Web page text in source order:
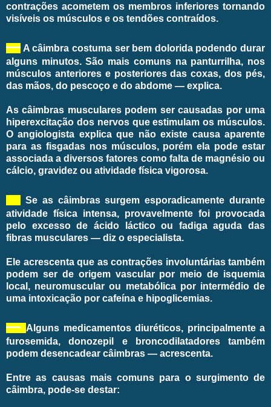
contrações acometem os membros inferiores tornando
visíveis os músculos e os tendões contraídos.
— A câimbra costuma ser bem dolorida podendo durar
alguns minutos. São mais comuns na panturrilha, nos
músculos anteriores e posteriores das coxas, dos pés,
das mãos, do pescoço e do abdome — explica.
As câimbras musculares podem ser causadas por uma
hiperexcitação dos nervos que estimulam os músculos.
O angiologista explica que não existe causa aparente
para as fisgadas nos músculos, porém ela pode estar
associada a diversos fatores como falta de magnésio ou
cálcio, gravidez ou atividade física vigorosa.
— Se as câimbras surgem esporadicamente durante
atividade física intensa, provavelmente foi provocada
pelo excesso de ácido láctico ou fadiga aguda das
fibras musculares — diz o especialista.
Ele acrescenta que as contrações involuntárias também
podem ser de origem vascular por meio de isquemia
local, neuromuscular ou metabólica por intermédio de
uma intoxicação por cafeína e hipoglicemias.
—Alguns medicamentos diuréticos, principalmente a
furosemida, donozepil e broncodilatadores também
podem desencadear câimbras — acrescenta.
Entre as causas mais comuns para o surgimento de
câimbra, pode-se destar: